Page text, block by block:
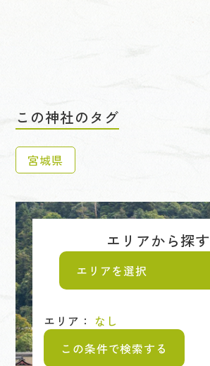
この神社のタグ
宮城県
エリアから探す
エリアを選択
エリア： なし
この条件で検索する